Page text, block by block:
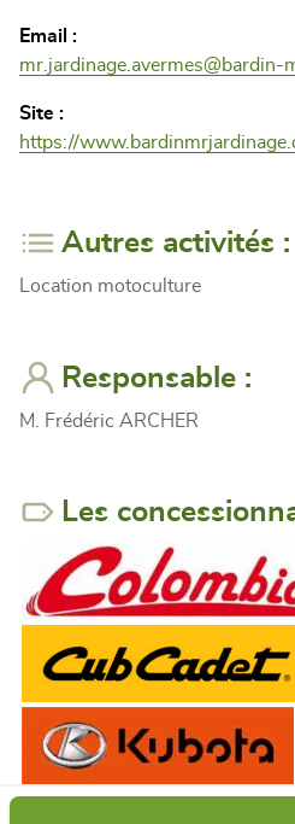
Email :
mr.jardinage.avermes@bardin-
Site :
https://
Autres activités :
Location motoculture
Responsable :
M. Frédéric ARCHER
Les